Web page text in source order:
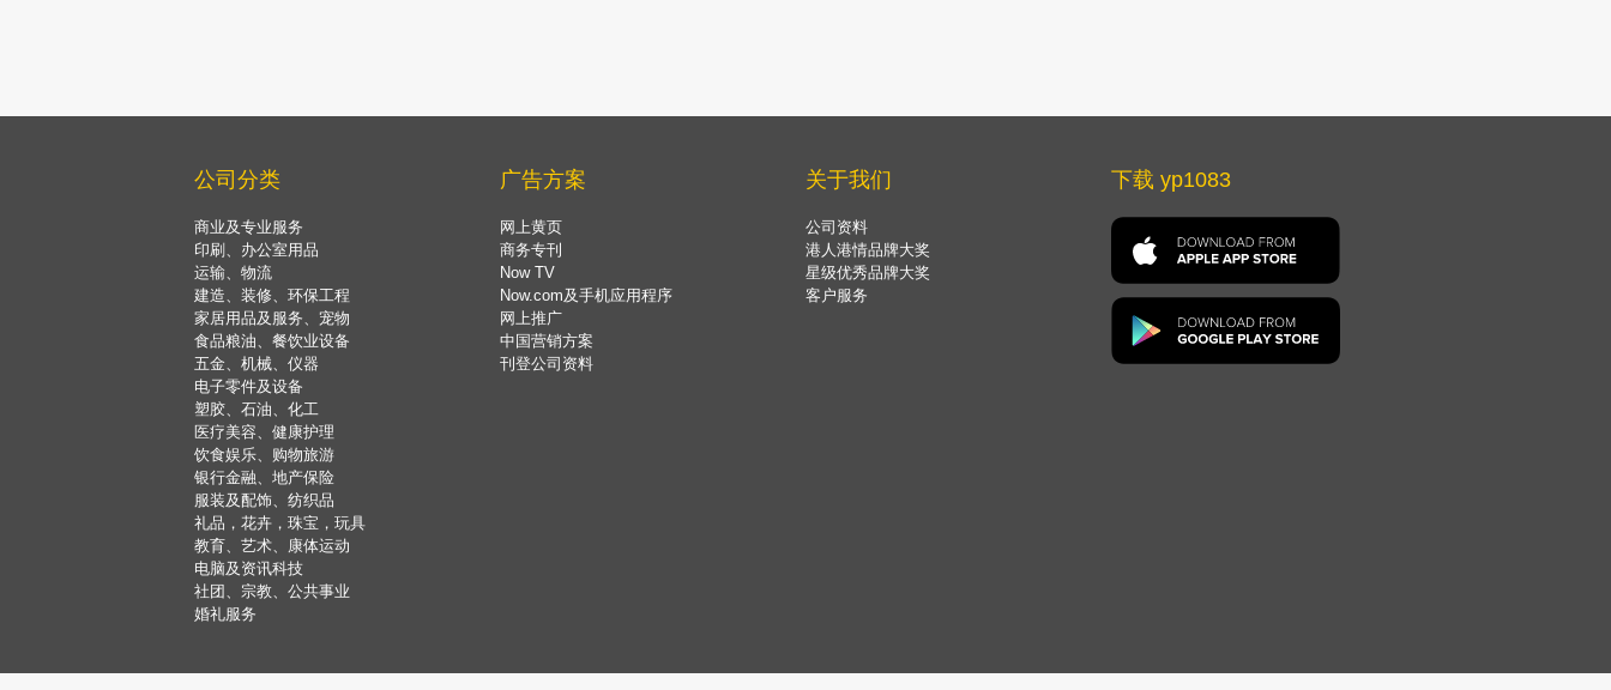
公司分类
商业及专业服务
印刷、办公室用品
运输、物流
建造、装修、环保工程
家居用品及服务、宠物
食品粮油、餐饮业设备
五金、机械、仪器
电子零件及设备
塑胶、石油、化工
医疗美容、健康护理
饮食娱乐、购物旅游
银行金融、地产保险
服装及配饰、纺织品
礼品，花卉，珠宝，玩具
教育、艺术、康体运动
电脑及资讯科技
社团、宗教、公共事业
婚礼服务
广告方案
网上黄页
商务专刊
Now TV
Now.com及手机应用程序
网上推广
中国营销方案
刊登公司资料
关于我们
公司资料
港人港情品牌大奖
星级优秀品牌大奖
客户服务
下载 yp1083